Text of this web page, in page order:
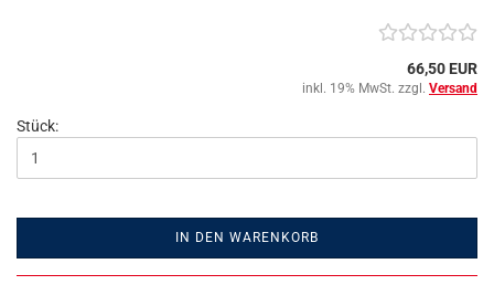
66,50 EUR
inkl. 19% MwSt. zzgl. Versand
Stück:
IN DEN WARENKORB